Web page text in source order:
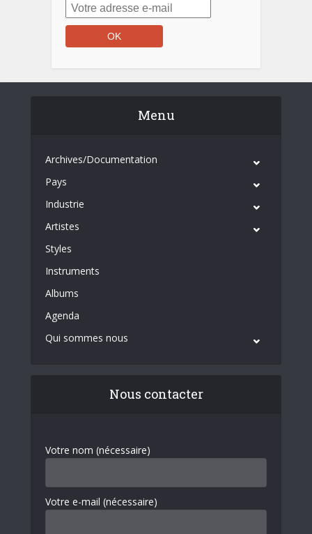
Menu
Archives/Documentation
Pays
Industrie
Artistes
Styles
Instruments
Albums
Agenda
Qui sommes nous
Nous contacter
Votre nom (nécessaire)
Votre e-mail (nécessaire)